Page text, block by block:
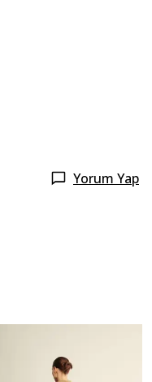
Yorum Yap